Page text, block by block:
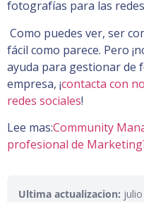
fotografías para las
Como puedes ver, ser
fácil como parece. Pero
ayuda para gestionar de
empresa, ¡contacta con
redes sociales!
Lee mas:Community
profesional de
Ultima actualizacion: